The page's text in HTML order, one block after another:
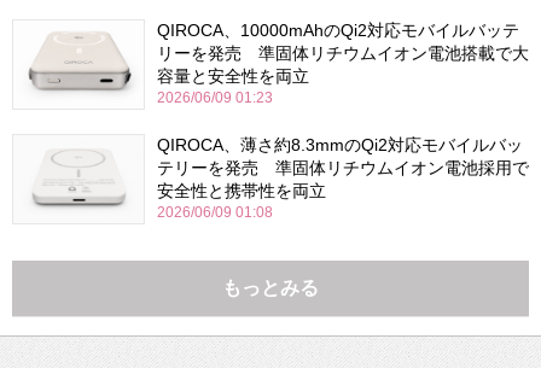
QIROCA、10000mAhのQi2対応モバイルバッテ
リーを発売 準固体リチウムイオン電池搭載で大
容量と安全性を両立
2026/06/09 01:23
QIROCA、薄さ約8.3mmのQi2対応モバイルバッ
テリーを発売 準固体リチウムイオン電池採用で
安全性と携帯性を両立
2026/06/09 01:08
もっとみる